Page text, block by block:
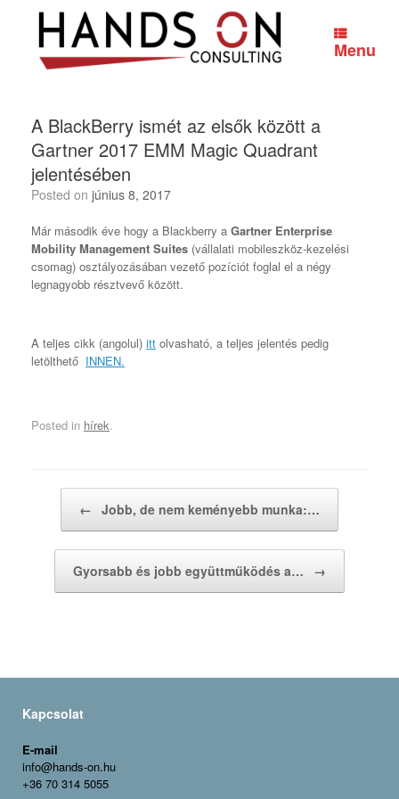
Menu
A BlackBerry ismét az elsők között a
Gartner 2017 EMM Magic Quadrant
jelentésében
Posted on június 8, 2017
Már második éve hogy a Blackberry a Gartner Enterprise
Mobility Management Suites (vállalati mobileszköz-kezelési
csomag) osztályozásában vezető pozíciót foglal el a négy
legnagyobb résztvevő között.
A teljes cikk (angolul) itt olvasható, a teljes jelentés pedig
letölthető INNEN.
Posted in hírek.
← Jobb, de nem keményebb munka:…
Gyorsabb és jobb együttműködés a… →
Kapcsolat
E-mail
info@hands-on.hu
+36 70 314 5055